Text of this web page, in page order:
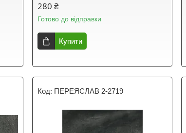
280 ₴
Готово до відправки
Купити
ПЕРЕЯСЛАВ 2-2719